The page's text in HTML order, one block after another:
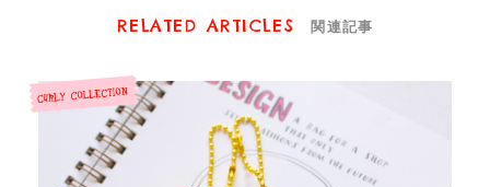
RELATED ARTICLES 関連記事